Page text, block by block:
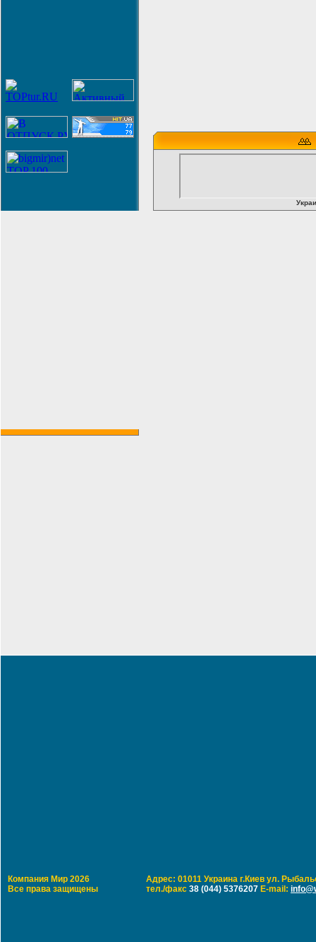
Компания Мир 2026
Все права защищены
Адрес: 01011 Украина г.Киев ул.
тел./факс 38 (044) 5376207 E-mail: